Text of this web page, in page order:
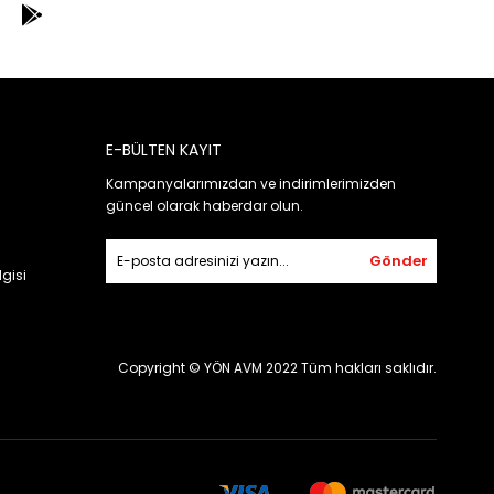
E-BÜLTEN KAYIT
Kampanyalarımızdan ve indirimlerimizden
güncel olarak haberdar olun.
Gönder
Copyright © YÖN AVM 2022 Tüm hakları saklıdır.